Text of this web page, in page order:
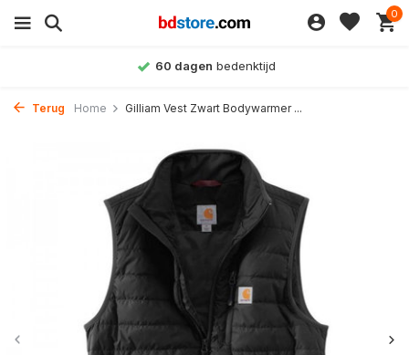
0
60 dagenbedenktijd
Terug Home Gilliam Vest Zwart Bodywarmer ...